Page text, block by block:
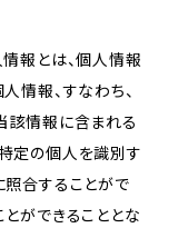
報とは、個人情報
情報、すなわち、
該情報に含まれる
定の個人を識別す
照合することがで
ができることとな